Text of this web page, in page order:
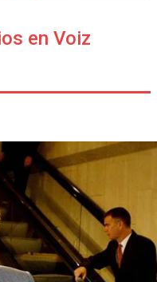
en Voiz